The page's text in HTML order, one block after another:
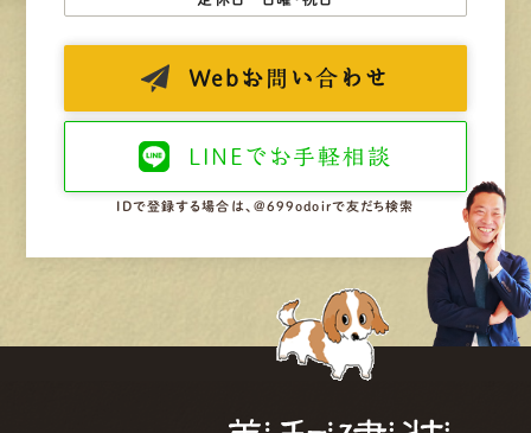
Web お問い合わせ
LINEで お手軽相談
IDで登録する場合は、@699odoirで友だち検索